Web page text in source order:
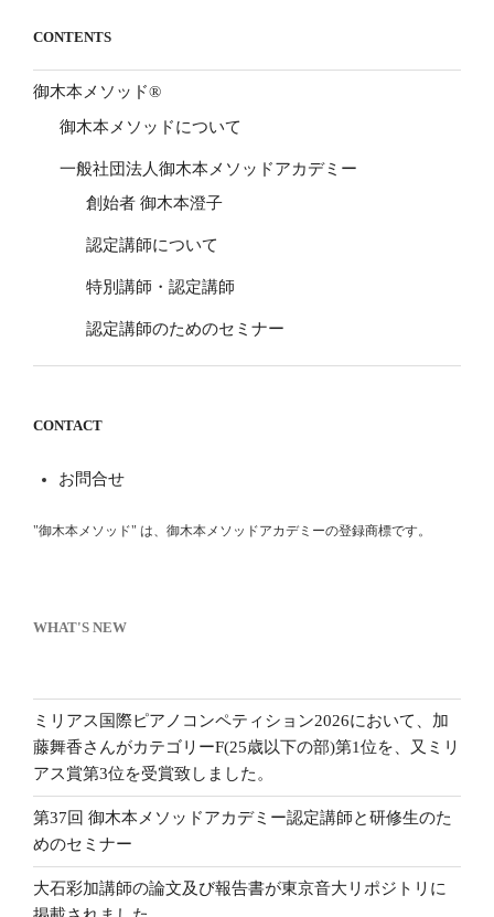
CONTENTS
御木本メソッド®
御木本メソッドについて
一般社団法人御木本メソッドアカデミー
創始者 御木本澄子
認定講師について
特別講師・認定講師
認定講師のためのセミナー
CONTACT
お問合せ
"御木本メソッド" は、御木本メソッドアカデミーの登録商標です。
WHAT'S NEW
ミリアス国際ピアノコンペティション2026において、加
藤舞香さんがカテゴリーF(25歳以下の部)第1位を、又ミリ
アス賞第3位を受賞致しました。
第37回 御木本メソッドアカデミー認定講師と研修生のた
めのセミナー
大石彩加講師の論文及び報告書が東京音大リポジトリに